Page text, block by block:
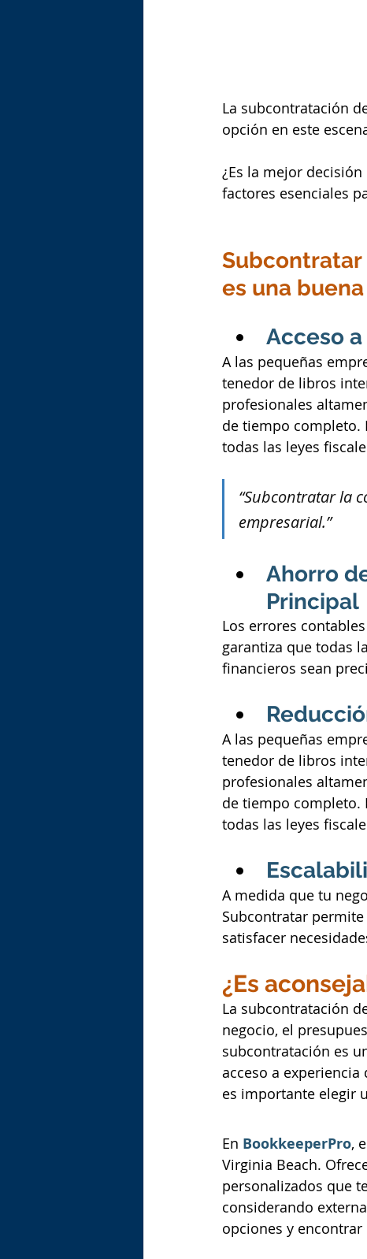
La subcontratación
opción en este
¿Es la mejor
factores esenciales
es una
Acceso
A las pequeñas
tenedor de libros
profesionales
de tiempo completo.
todas las leyes
“Subcontratar la
empresarial.”
Ahorro
Principal
Los errores
garantiza que todas
financieros sean
A las pequeñas
tenedor de libros
profesionales
de tiempo completo.
todas las leyes
A medida que tu
Subcontratar
satisfacer
¿Es
La subcontratación
negocio, el
subcontratación es
acceso a
es importante elegir
En BookkeeperPro,
Virginia Beach.
personalizados que
considerando
opciones y